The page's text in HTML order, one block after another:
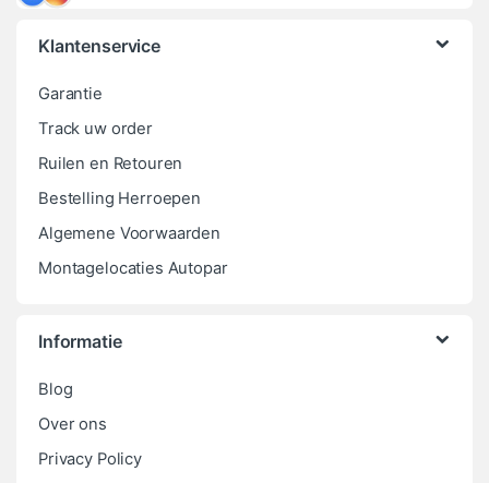
Klantenservice
Garantie
Track uw order
Ruilen en Retouren
Bestelling Herroepen
Algemene Voorwaarden
Montagelocaties Autopar
Informatie
Blog
Over ons
Privacy Policy